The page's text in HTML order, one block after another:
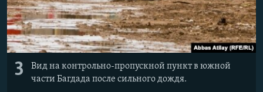
3
Вид на контрольно-пропускной пункт в южной
части Багдада после сильного дождя.